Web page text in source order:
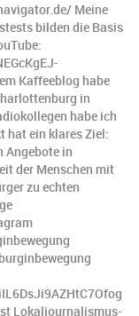
Meine
bilden die Basis
Kaffeeblog habe
in
habe ich
hat ein klares Ziel:
Angebote in
der Menschen mit
zu echten
Lokaljournalismus-